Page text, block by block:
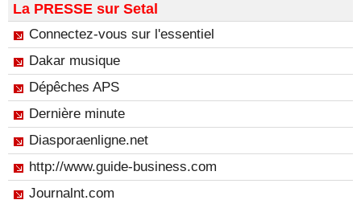
La PRESSE sur Setal
Connectez-vous sur l'essentiel
Dakar musique
Dépêches APS
Dernière minute
Diasporaenligne.net
http://www.guide-business.com
Journalnt.com